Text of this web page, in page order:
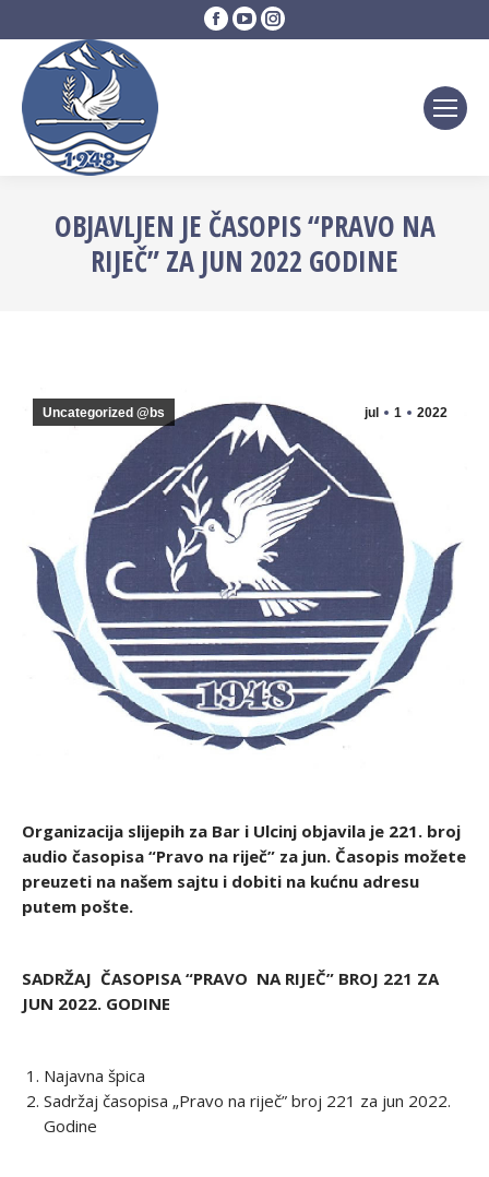
Facebook
page
YouTube
page
Instagram
page
OBJAVLJEN JE ČASOPIS “PRAVO NA
RIJEČ” ZA JUN 2022 GODINE
jul 1 2022
Uncategorized @bs
Organizacija slijepih za Bar i Ulcinj objavila je 221. broj
audio časopisa “Pravo na riječ” za jun. Časopis možete
preuzeti na našem sajtu i dobiti na kućnu adresu
putem pošte.
SADRŽAJ ČASOPISA “PRAVO NA RIJEČ” BROJ 221 ZA
JUN 2022. GODINE
Najavna špica
Sadržaj časopisa „Pravo na riječ” broj 221 za jun 2022.
Godine